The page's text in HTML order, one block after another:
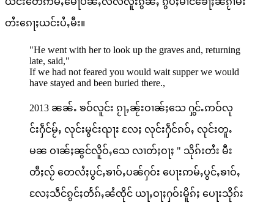
တႆးၵေႃႈယင်းပႆႇမီး။
"He went with her to look up the graves and, returning
late, said,"
If we had not feared you would wait supper we would
have stayed and been buried there.,
2013 ၼၼ်ႉ ၶဝ်လူင်း ၵႂႃႇၼႂ်းဝၢၼ်ႈသေ ႁွင်ႉဢဝ်လု
င်းႁဵင်မႂ်ႇ လုင်းမွင်းၺႃး လႄႈ လုင်းႁဵင်ၵဝ်ႇ လုင်းတူႉ
မၼ ဝၢၼ်ႈၼွင်လိူဝ်ႇသေ လၢတ်ႈဝႃႈ " သိုၵ်းတႆး မီး
တီႈလႂ် တေလႆႈပွင်ႇၶၢဝ်ႇပၼ်ႁဝ်း ပေႃးဢမ်ႇပွင်ႇၶၢဝ်ႇ
လႄႈသဵင်ၵွင်ႈတႅၵ်ႇၼႆၸိုင် ယႃႇဝႃႈႁဝ်းမိူၵ်ႈ ပေႃးသိုၵ်း